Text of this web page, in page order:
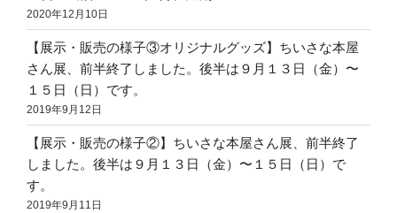
2020年12月10日
【展示・販売の様子③オリジナルグッズ】ちいさな本屋
さん展、前半終了しました。後半は９月１３日（金）〜
１５日（日）です。
2019年9月12日
【展示・販売の様子②】ちいさな本屋さん展、前半終了
しました。後半は９月１３日（金）〜１５日（日）で
す。
2019年9月11日